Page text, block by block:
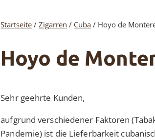
Startseite /Zigarren / Cuba / Hoyo de
Hoyo de
Sehr geehrte Kunden,
aufgrund verschiedener Faktoren
Pandemie) ist die Lieferbarkeit